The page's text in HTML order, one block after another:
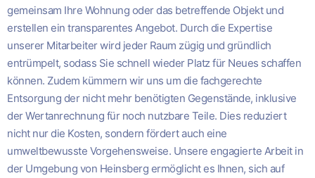
gemeinsam Ihre Wohnung oder das betreffende Objekt und
erstellen ein transparentes Angebot. Durch die Expertise
unserer Mitarbeiter wird jeder Raum zügig und gründlich
entrümpelt, sodass Sie schnell wieder Platz für Neues schaffen
können. Zudem kümmern wir uns um die fachgerechte
Entsorgung der nicht mehr benötigten Gegenstände, inklusive
der Wertanrechnung für noch nutzbare Teile. Dies reduziert
nicht nur die Kosten, sondern fördert auch eine
umweltbewusste Vorgehensweise. Unsere engagierte Arbeit in
der Umgebung von Heinsberg ermöglicht es Ihnen, sich auf